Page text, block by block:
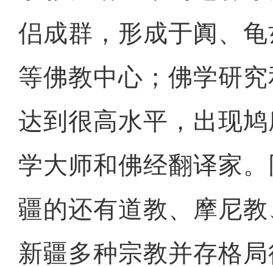
侣成群，形成于阗、
等佛教中心；佛学研
达到很高水平，出现
学大师和佛经翻译家
疆的还有道教、摩尼
新疆多种宗教并存格